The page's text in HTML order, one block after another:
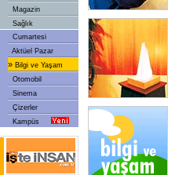
Magazin
Sağlık
Cumartesi
Aktüel Pazar
» Bilgi ve Yaşam
Otomobil
Sinema
Çizerler
Kampüs